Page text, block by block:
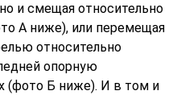
и смещая относительно
А ниже), или перемещая
относительно
опорную
(фото Б ниже). И в том и